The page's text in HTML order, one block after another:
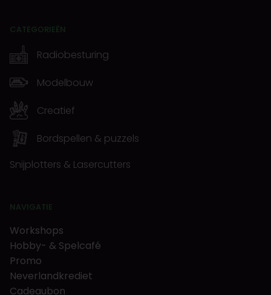
CATEGORIEËN
Radiobesturing
Modelbouw
Creatief
Bordspellen & puzzels
Snijplotters & Lasercutters
NAVIGATIE
Workshops
Hobby- & Spelcafé
Promo
Neverlandkrediet
Cadeaubon